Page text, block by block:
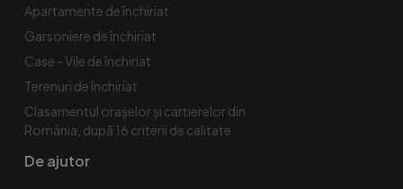
Apartamente de închiriat
Garsoniere de închiriat
Case - Vile de închiriat
Terenuri de închiriat
Clasamentul orașelor și cartierelor din
România, după 16 criterii de calitate
De ajutor